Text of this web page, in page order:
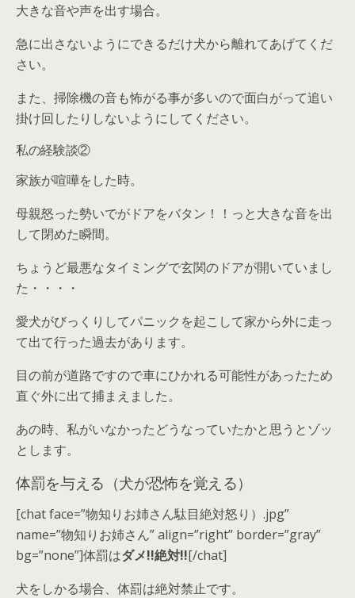
大きな音や声を出す場合。
急に出さないようにできるだけ犬から離れてあげてくだ
さい。
また、 掃除機の音も怖がる事が多いので面白がって追い
掛け回したりしないようにしてください。
私の経験談②
家族が喧嘩をした時。
母親怒った勢いでがドアをバタン！！っと大きな音を出
して閉めた瞬間。
ちょうど最悪なタイミングで玄関のドアが開いていまし
た・・・・
愛犬がびっくりしてパニックを起こして家から外に走っ
て出て行った過去があります。
目の前が道路ですので車にひかれる可能性があったため
直ぐ外に出て捕まえました。
あの時、私がいなかったどうなっていたかと思うとゾッ
とします。
体罰を与える（犬が恐怖を覚える）
[chat face=”物知りお姉さん駄目絶対怒り）.jpg”
name=”物知りお姉さん” align=”right” border=”gray”
bg=”none”]体罰はダメ!!絶対!![/chat]
犬をしかる場合、 体罰は絶対禁止です。